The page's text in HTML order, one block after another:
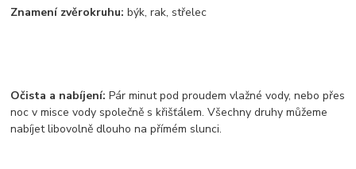
Znamení zvěrokruhu: býk, rak, střelec
Očista a nabíjení:Pár minut pod proudem vlažné vody, nebo přes
noc v misce vody společně s křišťálem. Všechny druhy můžeme
nabíjet libovolně dlouho na přímém slunci.